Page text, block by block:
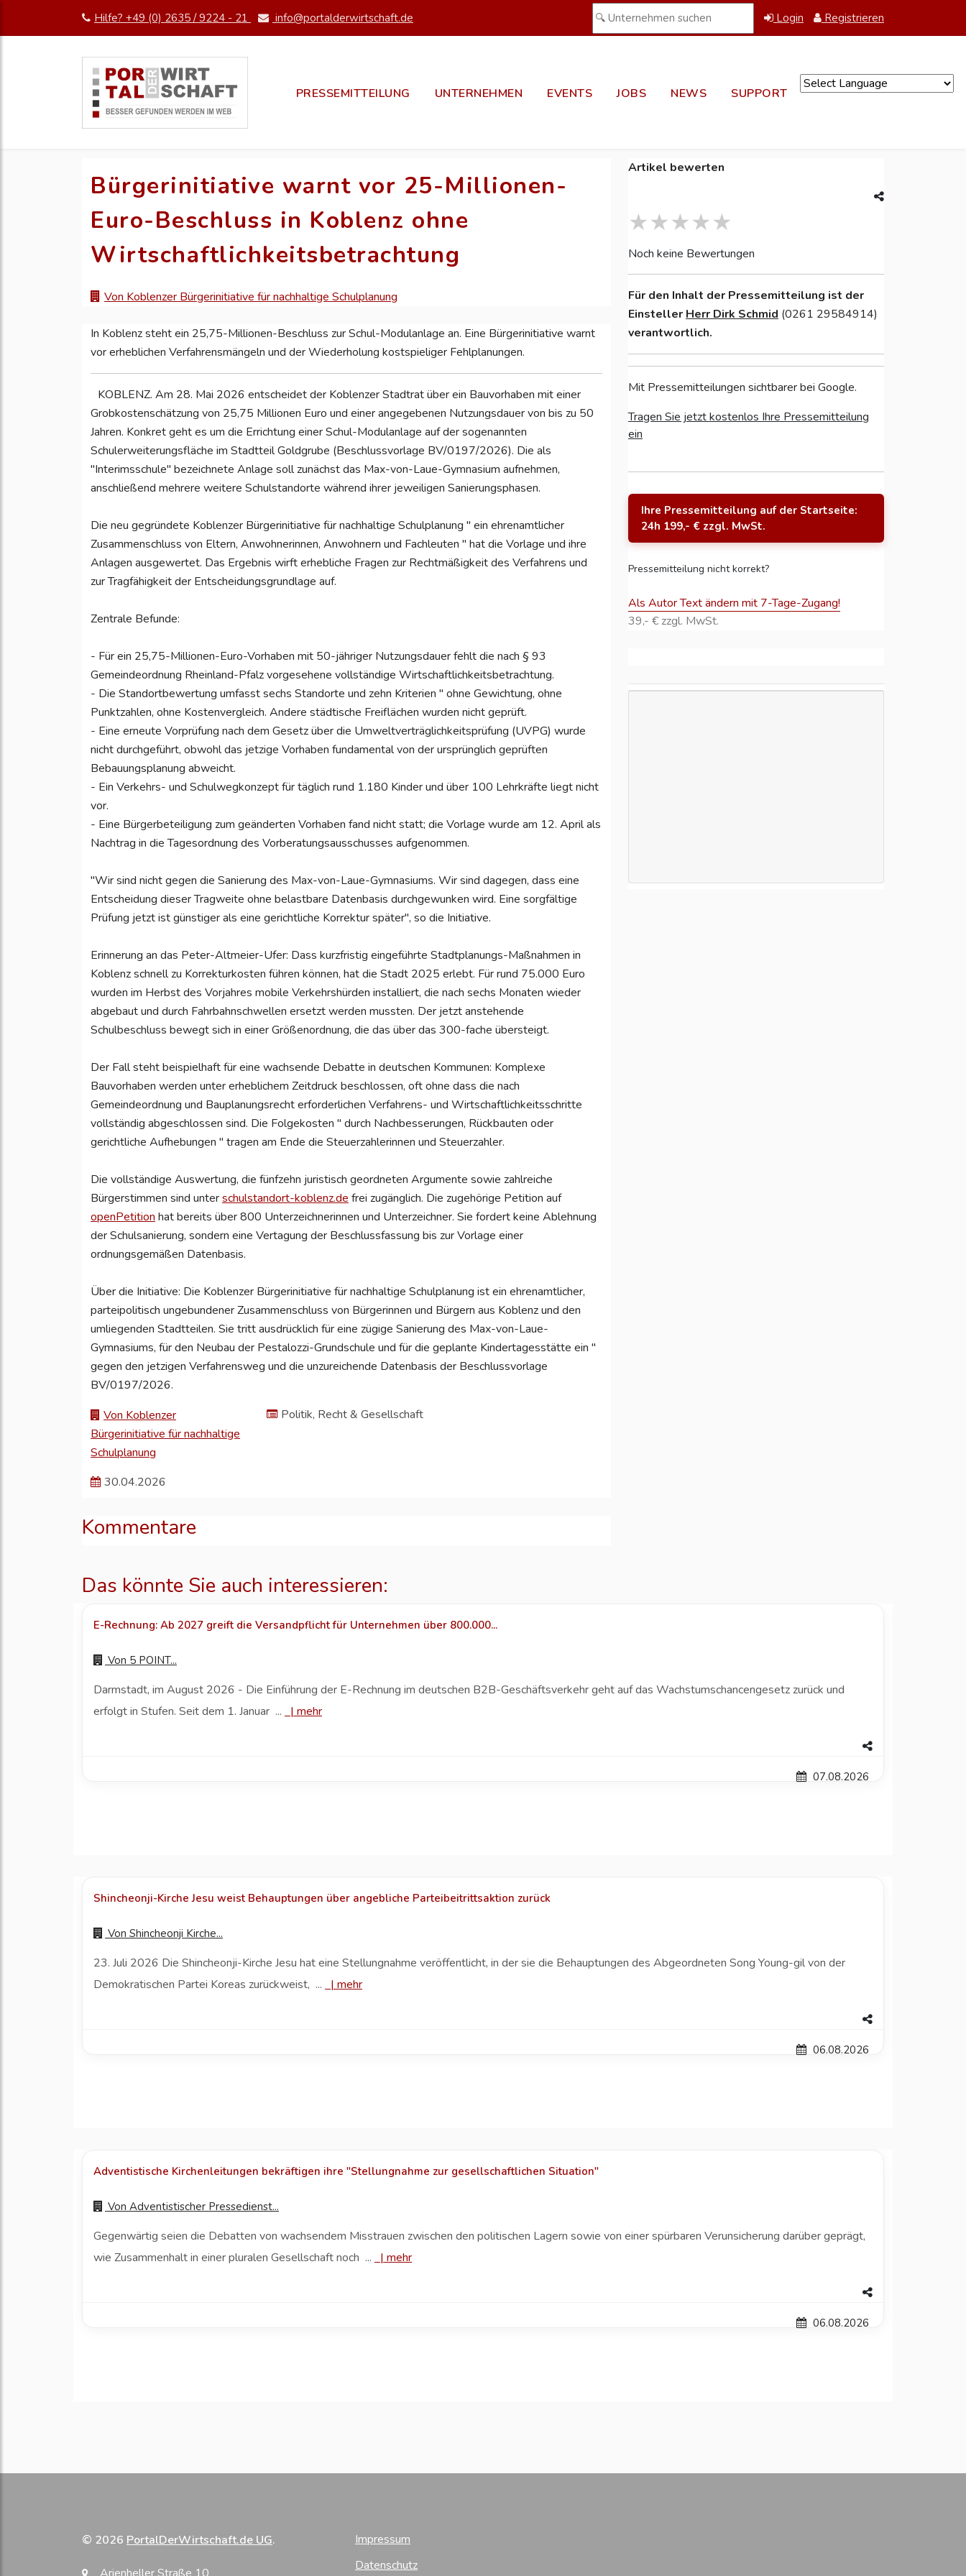
Hilfe? +49 (0) 2635 / 9224 - 21 info@portalderwirtschaft.de Login Registrieren
PRESSEMITTEILUNG UNTERNEHMEN EVENTS JOBS NEWS SUPPORT
Bürgerinitiative warnt vor 25-Millionen-
Euro-Beschluss in Koblenz ohne
Wirtschaftlichkeitsbetrachtung
Von Koblenzer Bürgerinitiative für nachhaltige Schulplanung
In Koblenz steht ein 25,75-Millionen-Beschluss zur Schul-Modulanlage an. Eine Bürgerinitiative warnt
vor erheblichen Verfahrensmängeln und der Wiederholung kostspieliger Fehlplanungen.
KOBLENZ. Am 28. Mai 2026 entscheidet der Koblenzer Stadtrat über ein Bauvorhaben mit einer
Grobkostenschätzung von 25,75 Millionen Euro und einer angegebenen Nutzungsdauer von bis zu 50
Jahren. Konkret geht es um die Errichtung einer Schul-Modulanlage auf der sogenannten
Schulerweiterungsfläche im Stadtteil Goldgrube (Beschlussvorlage BV/0197/2026). Die als
"Interimsschule" bezeichnete Anlage soll zunächst das Max-von-Laue-Gymnasium aufnehmen,
anschließend mehrere weitere Schulstandorte während ihrer jeweiligen Sanierungsphasen.
Die neu gegründete Koblenzer Bürgerinitiative für nachhaltige Schulplanung " ein ehrenamtlicher
Zusammenschluss von Eltern, Anwohnerinnen, Anwohnern und Fachleuten " hat die Vorlage und ihre
Anlagen ausgewertet. Das Ergebnis wirft erhebliche Fragen zur Rechtmäßigkeit des Verfahrens und
zur Tragfähigkeit der Entscheidungsgrundlage auf.
Zentrale Befunde:
- Für ein 25,75-Millionen-Euro-Vorhaben mit 50-jähriger Nutzungsdauer fehlt die nach § 93
Gemeindeordnung Rheinland-Pfalz vorgesehene vollständige Wirtschaftlichkeitsbetrachtung.
- Die Standortbewertung umfasst sechs Standorte und zehn Kriterien " ohne Gewichtung, ohne
Punktzahlen, ohne Kostenvergleich. Andere städtische Freiflächen wurden nicht geprüft.
- Eine erneute Vorprüfung nach dem Gesetz über die Umweltverträglichkeitsprüfung (UVPG) wurde
nicht durchgeführt, obwohl das jetzige Vorhaben fundamental von der ursprünglich geprüften
Bebauungsplanung abweicht.
- Ein Verkehrs- und Schulwegkonzept für täglich rund 1.180 Kinder und über 100 Lehrkräfte liegt nicht
vor.
- Eine Bürgerbeteiligung zum geänderten Vorhaben fand nicht statt; die Vorlage wurde am 12. April als
Nachtrag in die Tagesordnung des Vorberatungsausschusses aufgenommen.
"Wir sind nicht gegen die Sanierung des Max-von-Laue-Gymnasiums. Wir sind dagegen, dass eine
Entscheidung dieser Tragweite ohne belastbare Datenbasis durchgewunken wird. Eine sorgfältige
Prüfung jetzt ist günstiger als eine gerichtliche Korrektur später", so die Initiative.
Erinnerung an das Peter-Altmeier-Ufer: Dass kurzfristig eingeführte Stadtplanungs-Maßnahmen in
Koblenz schnell zu Korrekturkosten führen können, hat die Stadt 2025 erlebt. Für rund 75.000 Euro
wurden im Herbst des Vorjahres mobile Verkehrshürden installiert, die nach sechs Monaten wieder
abgebaut und durch Fahrbahnschwellen ersetzt werden mussten. Der jetzt anstehende
Schulbeschluss bewegt sich in einer Größenordnung, die das über das 300-fache übersteigt.
Der Fall steht beispielhaft für eine wachsende Debatte in deutschen Kommunen: Komplexe
Bauvorhaben werden unter erheblichem Zeitdruck beschlossen, oft ohne dass die nach
Gemeindeordnung und Bauplanungsrecht erforderlichen Verfahrens- und Wirtschaftlichkeitsschritte
vollständig abgeschlossen sind. Die Folgekosten " durch Nachbesserungen, Rückbauten oder
gerichtliche Aufhebungen " tragen am Ende die Steuerzahlerinnen und Steuerzahler.
Die vollständige Auswertung, die fünfzehn juristisch geordneten Argumente sowie zahlreiche
Bürgerstimmen sind unterschulstandort-koblenz.defrei zugänglich. Die zugehörige Petition auf
openPetitionhat bereits über 800 Unterzeichnerinnen und Unterzeichner. Sie fordert keine Ablehnung
der Schulsanierung, sondern eine Vertagung der Beschlussfassung bis zur Vorlage einer
ordnungsgemäßen Datenbasis.
Über die Initiative: Die Koblenzer Bürgerinitiative für nachhaltige Schulplanung ist ein ehrenamtlicher,
parteipolitisch ungebundener Zusammenschluss von Bürgerinnen und Bürgern aus Koblenz und den
umliegenden Stadtteilen. Sie tritt ausdrücklich für eine zügige Sanierung des Max-von-Laue-
Gymnasiums, für den Neubau der Pestalozzi-Grundschule und für die geplante Kindertagesstätte ein "
gegen den jetzigen Verfahrensweg und die unzureichende Datenbasis der Beschlussvorlage
BV/0197/2026.
Von Koblenzer
Bürgerinitiative für nachhaltige
Schulplanung
Politik, Recht & Gesellschaft
30.04.2026
Kommentare
Artikel bewerten
Noch keine Bewertungen
Für den Inhalt der Pressemitteilung ist der
Einsteller Herr Dirk Schmid (0261 29584914)
verantwortlich.
Mit Pressemitteilungen sichtbarer bei Google.
Tragen Sie jetzt kostenlos Ihre Pressemitteilung
ein
Ihre Pressemitteilung auf der Startseite:
24h 199,- € zzgl. MwSt.
Pressemitteilung nicht korrekt?
Als Autor Text ändern mit 7-Tage-Zugang!
39,- € zzgl. MwSt.
Das könnte Sie auch interessieren:
E-Rechnung: Ab 2027 greift die Versandpflicht für Unternehmen über 800.000...
Von 5 POINT...
Darmstadt, im August 2026 - Die Einführung der E-Rechnung im deutschen B2B-Geschäftsverkehr geht auf das Wachstumschancengesetz zurück und
erfolgt in Stufen. Seit dem 1. Januar ... |mehr
07.08.2026
Shincheonji-Kirche Jesu weist Behauptungen über angebliche Parteibeitrittsaktion zurück
Von Shincheonji Kirche...
23. Juli 2026 Die Shincheonji-Kirche Jesu hat eine Stellungnahme veröffentlicht, in der sie die Behauptungen des Abgeordneten Song Young-gil von der
Demokratischen Partei Koreas zurückweist, ... |mehr
06.08.2026
Adventistische Kirchenleitungen bekräftigen ihre "Stellungnahme zur gesellschaftlichen Situation"
Von Adventistischer Pressedienst...
Gegenwärtig seien die Debatten von wachsendem Misstrauen zwischen den politischen Lagern sowie von einer spürbaren Verunsicherung darüber geprägt,
wie Zusammenhalt in einer pluralen Gesellschaft noch ... |mehr
06.08.2026
© 2026 PortalDerWirtschaft.de UG.
Impressum
Datenschutz